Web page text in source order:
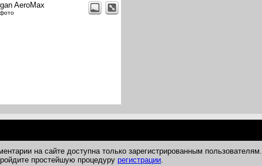
AeroMax
на сайте доступна только зарегистрированным пользователям.
простейшую процедуру регистрации.